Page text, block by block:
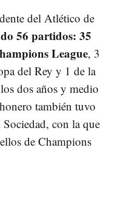
del Atlético de
56 partidos: 35
League, 3
del Rey y 1 de la
dos años y medio
también tuvo
con la que
de Champions